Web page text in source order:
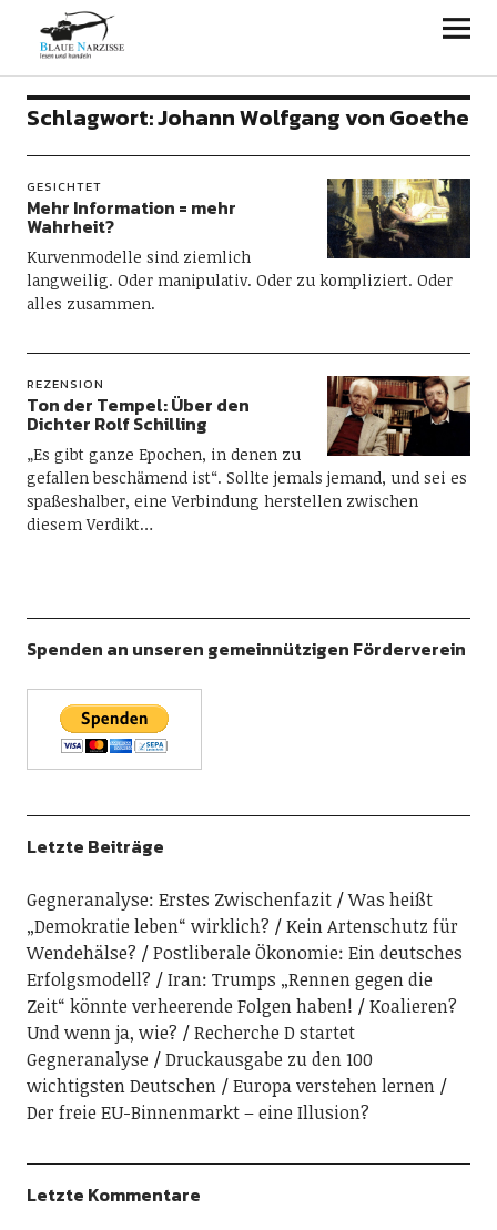
Blaue Narzisse
Schlagwort:Johann Wolfgang von Goethe
GESICHTET
Mehr Information = mehr
Wahrheit?
Kurvenmodelle sind ziemlich
langweilig. Oder manipulativ. Oder zu kompliziert. Oder
alles zusammen.
REZENSION
Ton der Tempel: Über den
Dichter Rolf Schilling
„Es gibt ganze Epochen, in denen zu
gefallen beschämend ist“. Sollte jemals jemand, und sei es
spaßeshalber, eine Verbindung herstellen zwischen
diesem Verdikt…
Spenden an unseren gemeinnützigen Förderverein
Letzte Beiträge
Gegneranalyse: Erstes Zwischenfazit
Was heißt
„Demokratie leben“ wirklich?
Kein Artenschutz für
Wendehälse?
Postliberale Ökonomie: Ein deutsches
Erfolgsmodell?
Iran: Trumps „Rennen gegen die
Zeit“ könnte verheerende Folgen haben!
Koalieren?
Und wenn ja, wie?
Recherche D startet
Gegneranalyse
Druckausgabe zu den 100
wichtigsten Deutschen
Europa verstehen lernen
Der freie EU-Binnenmarkt – eine Illusion?
Letzte Kommentare